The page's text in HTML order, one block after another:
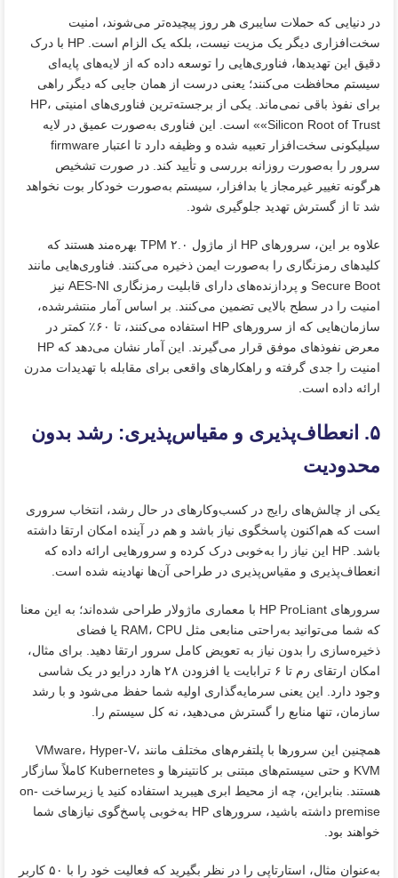
در دنیایی که حملات سایبری هر روز پیچیده‌تر می‌شوند، امنیت
سخت‌افزاری دیگر یک مزیت نیست، بلکه یک الزام است. HP با درک
دقیق این تهدیدها، فناوری‌هایی را توسعه داده که از لایه‌های پایه‌ای
سیستم محافظت می‌کنند؛ یعنی درست از همان جایی که دیگر راهی
برای نفوذ باقی نمی‌ماند. یکی از برجسته‌ترین فناوری‌های امنیتی HP،
«Silicon Root of Trust» است. این فناوری به‌صورت عمیق در لایه
سیلیکونی سخت‌افزار تعبیه شده و وظیفه دارد تا اعتبار firmware
سرور را به‌صورت روزانه بررسی و تأیید کند. در صورت تشخیص
هرگونه تغییر غیرمجاز یا بدافزار، سیستم به‌صورت خودکار بوت نخواهد
شد تا از گسترش تهدید جلوگیری شود.
علاوه بر این، سرورهای HP از ماژول TPM ۲.۰ بهره‌مند هستند که
کلیدهای رمزنگاری را به‌صورت ایمن ذخیره می‌کنند. فناوری‌هایی مانند
Secure Boot و پردازنده‌های دارای قابلیت رمزنگاری AES-NI نیز
امنیت را در سطح بالایی تضمین می‌کنند. بر اساس آمار منتشرشده،
سازمان‌هایی که از سرورهای HP استفاده می‌کنند، تا ۶۰٪ کمتر در
معرض نفوذهای موفق قرار می‌گیرند. این آمار نشان می‌دهد که HP
امنیت را جدی گرفته و راهکارهای واقعی برای مقابله با تهدیدات مدرن
ارائه داده است.
۵. انعطاف‌پذیری و مقیاس‌پذیری: رشد بدون
محدودیت
یکی از چالش‌های رایج در کسب‌وکارهای در حال رشد، انتخاب سروری
است که هم‌اکنون پاسخگوی نیاز باشد و هم در آینده امکان ارتقا داشته
باشد. HP این نیاز را به‌خوبی درک کرده و سرورهایی ارائه داده که
انعطاف‌پذیری و مقیاس‌پذیری در طراحی آن‌ها نهادینه شده است.
سرورهای HP ProLiant با معماری ماژولار طراحی شده‌اند؛ به این معنا
که شما می‌توانید به‌راحتی منابعی مثل RAM، CPU یا فضای
ذخیره‌سازی را بدون نیاز به تعویض کامل سرور ارتقا دهید. برای مثال،
امکان ارتقای رم تا ۶ ترابایت یا افزودن ۲۸ هارد درایو در یک شاسی
وجود دارد. این یعنی سرمایه‌گذاری اولیه شما حفظ می‌شود و با رشد
سازمان، تنها منابع را گسترش می‌دهید، نه کل سیستم را.
همچنین این سرورها با پلتفرم‌های مختلف مانند VMware، Hyper-V،
KVM و حتی سیستم‌های مبتنی بر کانتینرها و Kubernetes کاملاً سازگار
هستند. بنابراین، چه از محیط ابری هیبرید استفاده کنید یا زیرساخت on-
premise داشته باشید، سرورهای HP به‌خوبی پاسخ‌گوی نیازهای شما
خواهند بود.
به‌عنوان مثال، استارتاپی را در نظر بگیرید که فعالیت خود را با ۵۰ کاربر